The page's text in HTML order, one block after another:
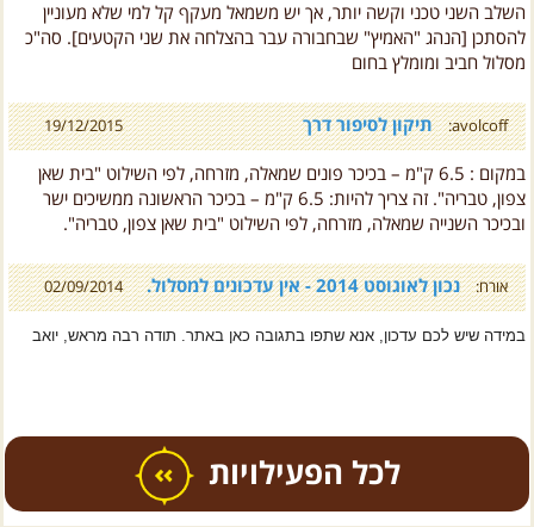
השלב השני טכני וקשה יותר, אך יש משמאל מעקף קל למי שלא מעוניין
להסתכן [הנהג "האמיץ" שבחבורה עבר בהצלחה את שני הקטעים]. סה"כ
מסלול חביב ומומלץ בחום
19/12/2015 avolcoff: תיקון לסיפור דרך
במקום : 6.5 ק"מ – בכיכר פונים שמאלה, מזרחה, לפי השילוט "בית שאן
צפון, טבריה". זה צריך להיות: 6.5 ק"מ – בכיכר הראשונה ממשיכים ישר
ובכיכר השנייה שמאלה, מזרחה, לפי השילוט "בית שאן צפון, טבריה".
02/09/2014 אורח: נכון לאוגוסט 2014 - אין עדכונים למסלול.
במידה שיש לכם עדכון, אנא שתפו בתגובה כאן באתר. תודה רבה מראש, יואב
כל הפעילויות